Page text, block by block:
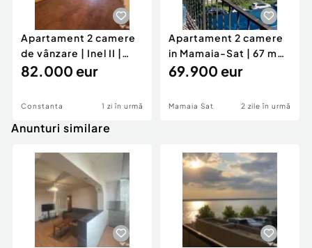
Apartament 2 camere
de vânzare | Inel II |
Parter
82.000 eur
Constanta 1 zi în urmă
Apartament 2 camere
in Mamaia-Sat | 67 mp |
Vedere la mare |
69.900 eur
Mamaia Sat 2 zile în urmă
Anunturi similare